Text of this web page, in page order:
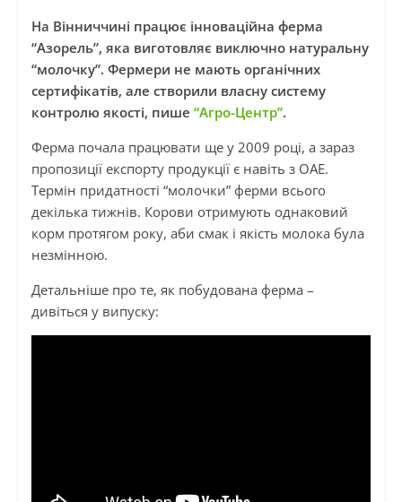
На Вінниччині працює інноваційна ферма
“Азорель”, яка виготовляє виключно натуральну
“молочку”. Фермери не мають органічних
сертифікатів, але створили власну систему
контролю якості, пише “Агро-Центр”.
Ферма почала працювати ще у 2009 році, а зараз
пропозиції експорту продукції є навіть з ОАЕ.
Термін придатності “молочки” ферми всього
декілька тижнів. Корови отримують однаковий
корм протягом року, аби смак і якість молока була
незмінною.
Детальніше про те, як побудована ферма –
дивіться у випуску: